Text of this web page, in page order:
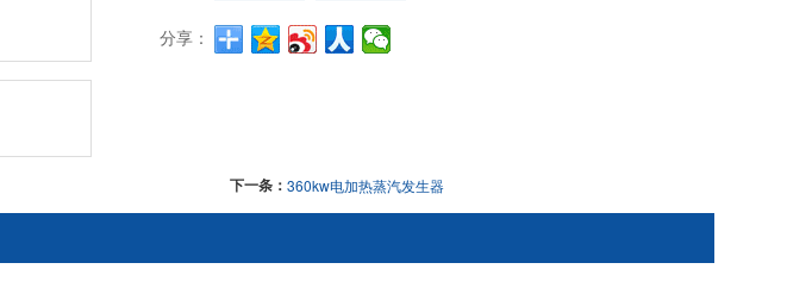
分享：
下一条： 360kw电加热蒸汽发生器